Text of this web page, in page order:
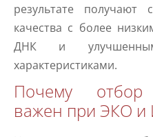
результате получают
качества с более
ДНК и
характеристиками.
Почему отбор
важен при ЭКО и